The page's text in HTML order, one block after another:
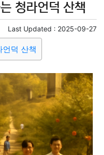
암호화폐 블록체인
미용 증권
맛집 IT 컴퓨터 기술
의학 경제 마케팅
생활 기타
청라언덕 산책
Last Updated : 2025-09-27
언덕 산책